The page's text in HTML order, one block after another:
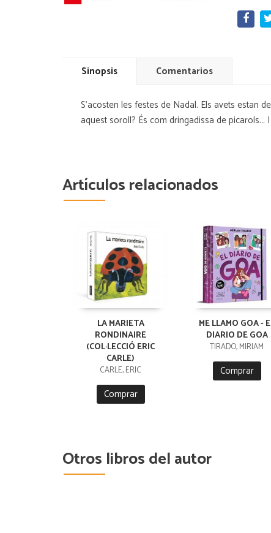
Sinopsis Comentarios
S'acosten les festes de Nadal. Els avets estan
aquest soroll? És com dringadissa de picarols...
Artículos relacionados
LA MARIETA
RONDINAIRE
(COL·LECCIÓ ERIC
CARLE)
CARLE, ERIC
Comprar
ME LLAMO GOA -
DIARIO DE GOA
TIRADO, MIRIAM
Comprar
Otros libros del autor